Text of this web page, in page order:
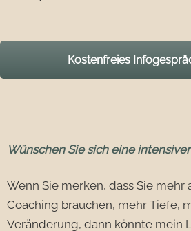
Kostenfreies
Wünschen Sie sich eine
Wenn Sie merken, dass Sie mehr
Coaching brauchen, mehr Tiefe,
Veränderung, dann könnte mein